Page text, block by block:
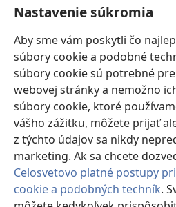
Nastavenie súkromia
Aby sme vám poskytli čo
súbory cookie a podobné
súbory cookie sú potrebné
webovej stránky a nemožno
súbory cookie, ktoré
vášho zážitku, môžete prijať
z týchto údajov sa nikdy
marketing. Ak sa chcete
Celosvetovo platné postupy
cookie a podobných techník.
(otvorí
nové
okno)
INTERNETOVÁ KNIŽNICA
(otvorí
nové
okno)JW Hub ®
(otvorí
nové
okno)JW Library
Watchtower Library
Copyright© 2026 Watch Tower Bible